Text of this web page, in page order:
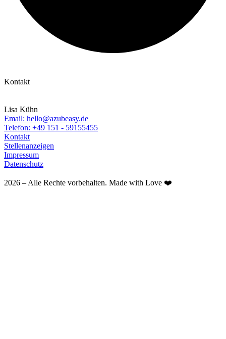
Kontakt
Lisa Kühn
Email: hello@azubeasy.de
Telefon: +49 151 - 59155455
Kontakt
Stellenanzeigen
Impressum
Datenschutz
2026 – Alle Rechte vorbehalten. Made with Love ❤️